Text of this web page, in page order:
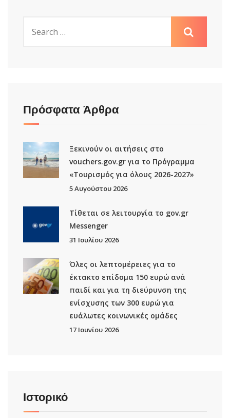
Πρόσφατα Άρθρα
Ξεκινούν οι αιτήσεις στο
vouchers.gov.gr για το Πρόγραμμα
«Τουρισμός για όλους 2026-2027»
5 Αυγούστου 2026
Τίθεται σε λειτουργία το gov.gr
Μessenger
31 Ιουλίου 2026
Όλες οι λεπτομέρειες για το
έκτακτο επίδομα 150 ευρώ ανά
παιδί και για τη διεύρυνση της
ενίσχυσης των 300 ευρώ για
ευάλωτες κοινωνικές ομάδες
17 Ιουνίου 2026
Ιστορικό